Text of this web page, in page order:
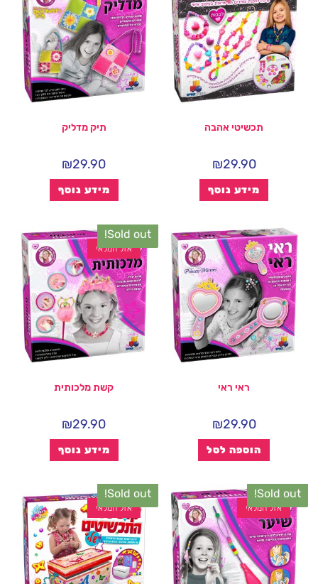
תכשיטי אהבה
₪29.90
מידע נוסף
תיק מדליק
₪29.90
מידע נוסף
ראי ראי
₪29.90
הוספה לסל
Sold out!
אזל המלאי
קשת מלכותית
₪29.90
מידע נוסף
Sold out!
אזל המלאי
Sold out!
אזל המלאי